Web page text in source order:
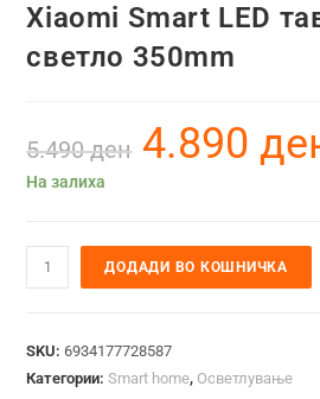
Xiaomi Smart LED
светло 350mm
5.490ден 4.890
На залиха
ДОДАДИ ВО КОШНИЧКА
SKU:6934177728587
Категории:Smart home, Осветлување